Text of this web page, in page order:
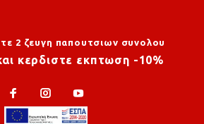
2 ζευγη παπουτσιων συνολου
κερδιστε εκπτωση -10%